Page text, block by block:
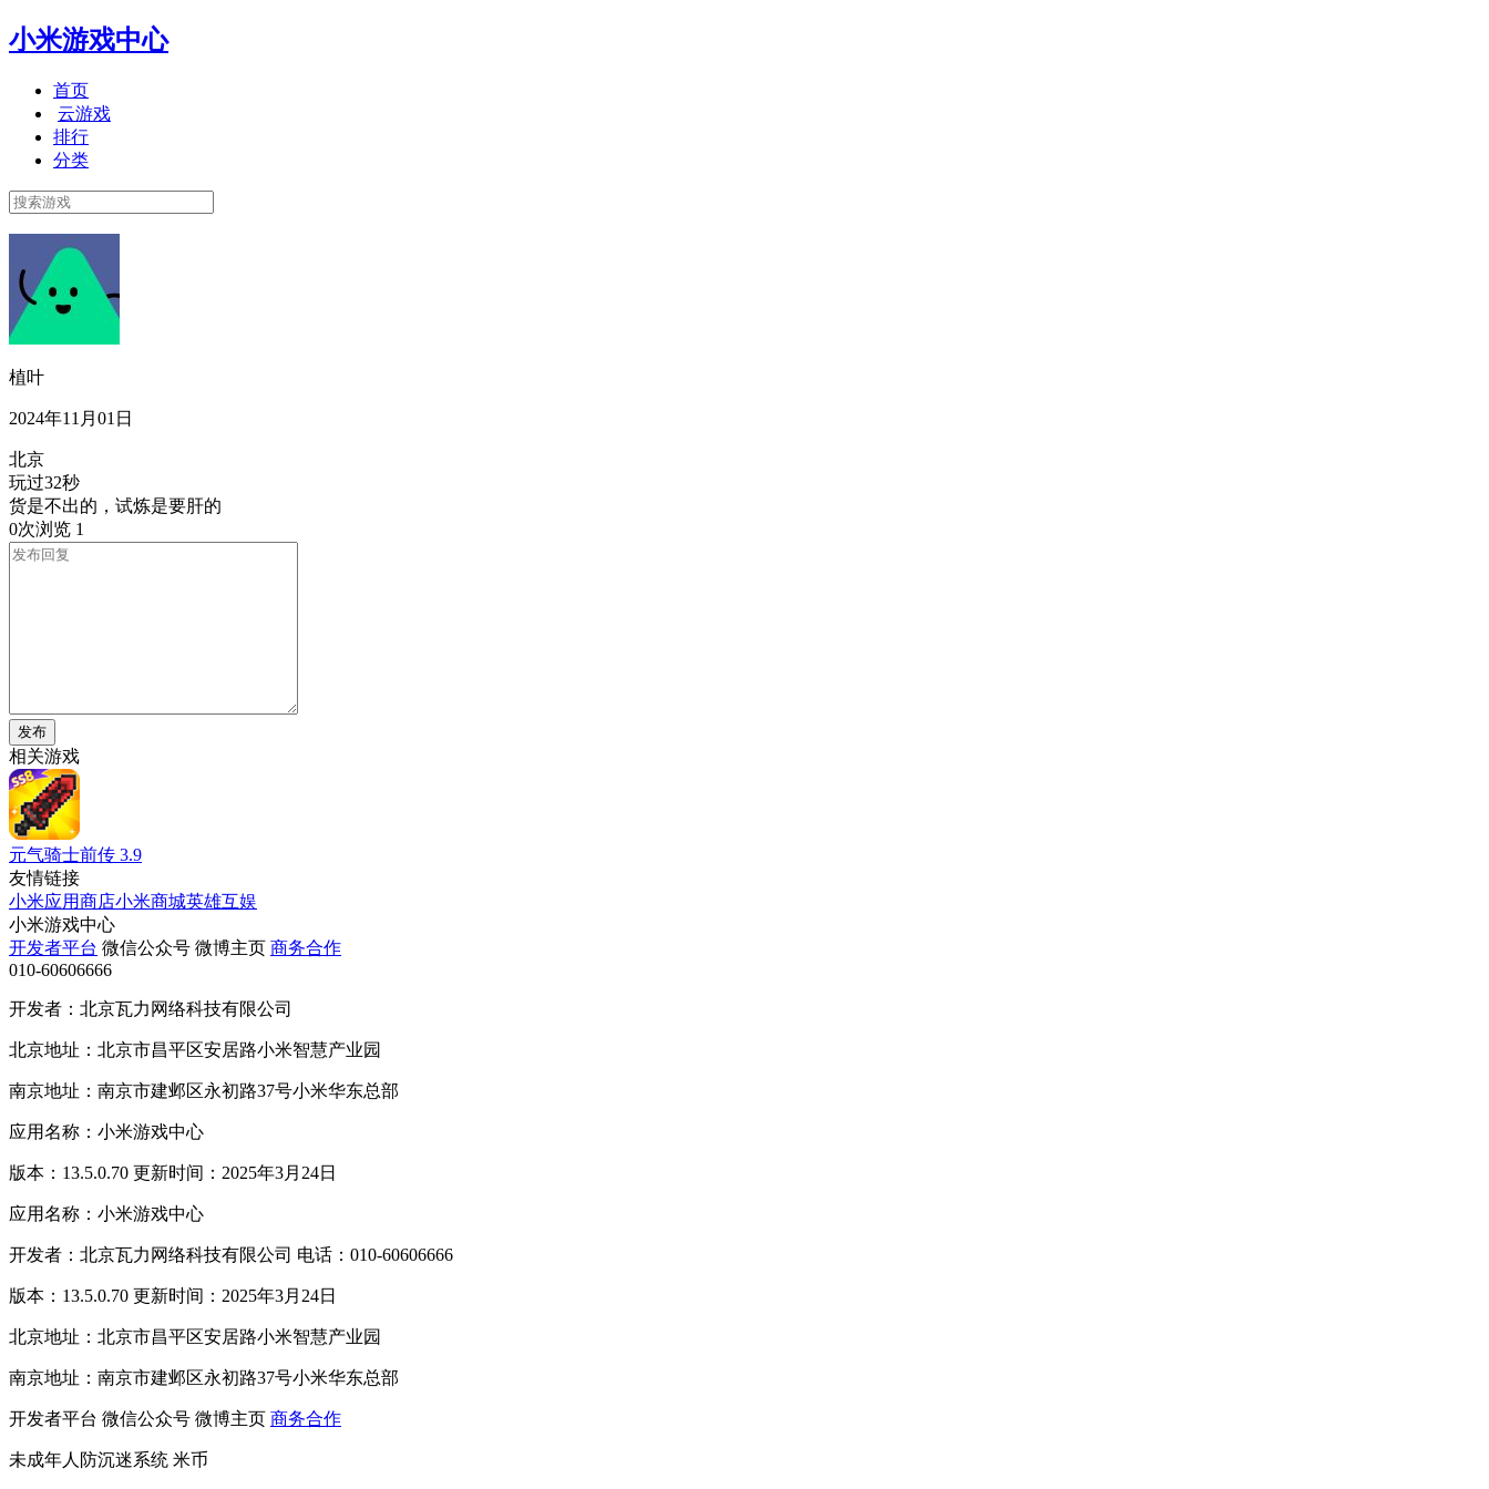
小米游戏中心
首页
云游戏
排行
分类
植叶
2024年11月01日
北京
玩过32秒
货是不出的，试炼是要肝的
0次浏览 1
发布
相关游戏
元气骑士前传 3.9
友情链接
小米应用商店小米商城英雄互娱
小米游戏中心
开发者平台 微信公众号 微博主页 商务合作
010-60606666
开发者：北京瓦力网络科技有限公司
北京地址：北京市昌平区安居路小米智慧产业园
南京地址：南京市建邺区永初路37号小米华东总部
应用名称：小米游戏中心
版本：13.5.0.70 更新时间：2025年3月24日
应用名称：小米游戏中心
开发者：北京瓦力网络科技有限公司 电话：010-60606666
版本：13.5.0.70 更新时间：2025年3月24日
北京地址：北京市昌平区安居路小米智慧产业园
南京地址：南京市建邺区永初路37号小米华东总部
开发者平台 微信公众号 微博主页 商务合作
未成年人防沉迷系统 米币